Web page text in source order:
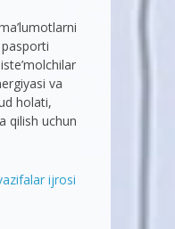
va
holati,
qilish uchun
ijrosi